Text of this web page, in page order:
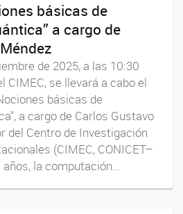
básicas de
a cargo de
de 2025, a las 10:30
CIMEC, se llevará a cabo el
básicas de
a cargo de Carlos Gustavo
del Centro de Investigación
(CIMEC, CONICET–
la computación...